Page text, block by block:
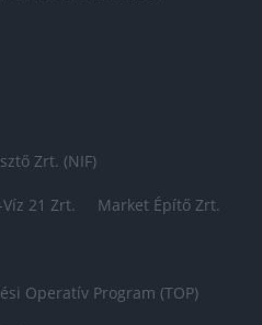
Zrt. (NIF)
Víz 21 Zrt. Market Építő Zrt.
Operatív Program (TOP)